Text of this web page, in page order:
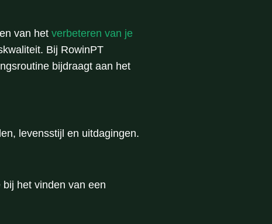
van het verbeteren van je
Bij RowinPT
bijdraagt aan het
levensstijl en uitdagingen.
het vinden van een